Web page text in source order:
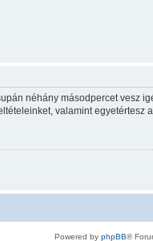
néhány másodpercet vesz
valamint
Powered by phpBB®